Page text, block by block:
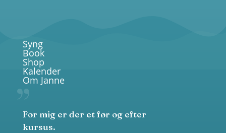
Syng
Book
Shop
Kalender
Om Janne
For mig er der et før og efter
kursus.